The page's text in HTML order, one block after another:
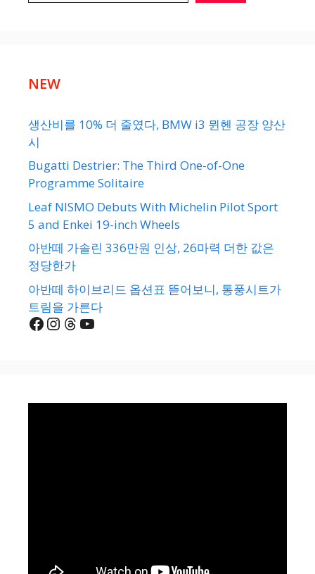
NEW
생산비를 10% 더 줄였다, BMW i3 뮌헨 공장 양산
시
Bugatti Destrier: The Third One-of-One
Programme Solitaire
Leaf NISMO Debuts With Michelin Pilot Sport
5 and Enkei 19-inch Wheels
아반떼 가솔린 336만원 인상, 26마력 더한 값은
정당한가
아반떼 하이브리드 옵션표 뜯어보니, 통풍시트가
트림을 가른다
Facebook
Instagram
Threads
YouTube